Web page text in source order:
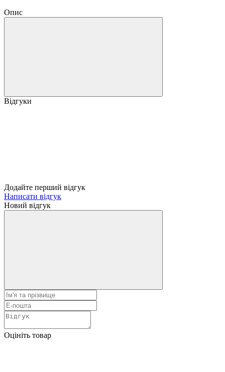
Опис
Відгуки
Додайте перший відгук
Написати відгук
Новий відгук
Оцініть товар